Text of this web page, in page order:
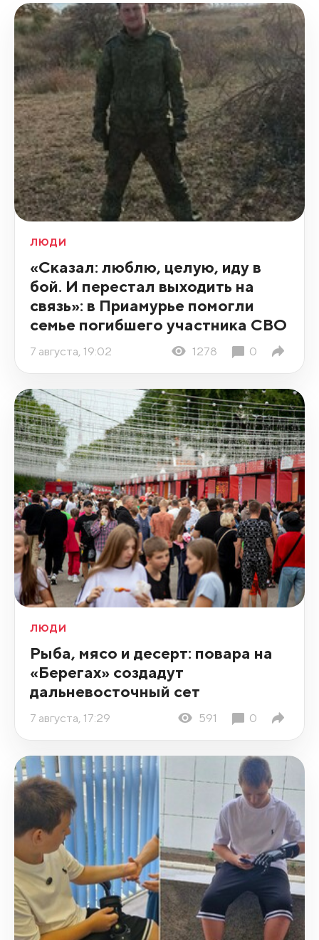
ЛЮДИ
«Сказал: люблю, целую, иду в
бой. И перестал выходить на
связь»: в Приамурье помогли
семье погибшего участника СВО
7 августа, 19:02 1278 0
ЛЮДИ
Рыба, мясо и десерт: повара на
«Берегах» создадут
дальневосточный сет
7 августа, 17:29 591 0